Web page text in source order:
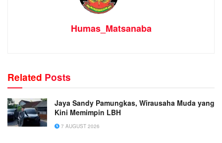
Humas_Matsanaba
Related Posts
Jaya Sandy Pamungkas, Wirausaha Muda yang
Kini Memimpin LBH
7 AUGUST 2026